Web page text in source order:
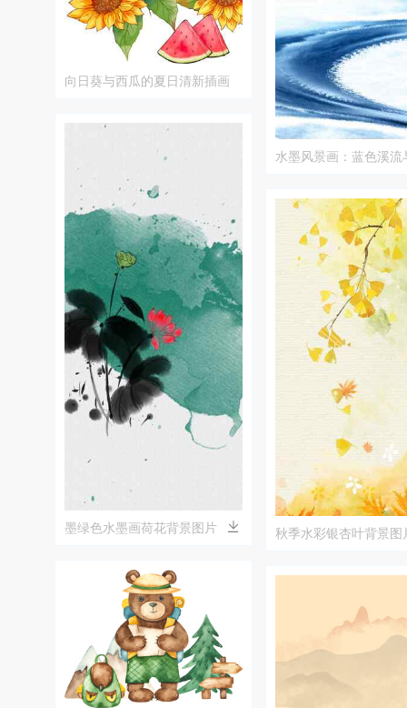
向日葵与西瓜的夏日清新插画
墨绿色水墨画荷花背景图片
水墨风景画：蓝色溪流
秋季水彩银杏叶背景图